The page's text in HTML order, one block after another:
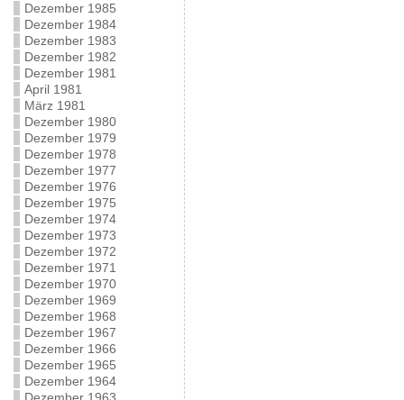
Dezember 1985
Dezember 1984
Dezember 1983
Dezember 1982
Dezember 1981
April 1981
März 1981
Dezember 1980
Dezember 1979
Dezember 1978
Dezember 1977
Dezember 1976
Dezember 1975
Dezember 1974
Dezember 1973
Dezember 1972
Dezember 1971
Dezember 1970
Dezember 1969
Dezember 1968
Dezember 1967
Dezember 1966
Dezember 1965
Dezember 1964